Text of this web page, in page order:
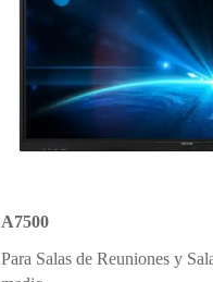
A7500
Para Salas de Reuniones y